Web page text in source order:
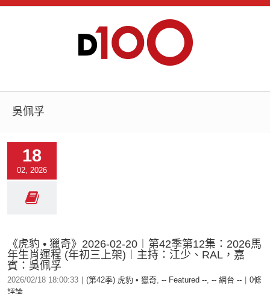
吳佩孚
18
02, 2026
《虎豹 • 獵奇》2026-02-20︱第42季第12集：2026馬
年生肖運程 (年初三上架)︱主持：江少、RAL，嘉
賓：吳佩孚
2026/02/18 18:00:33 (第42季) 虎豹 • 獵奇, -- Featured --, -- 網台 --
0條
評論